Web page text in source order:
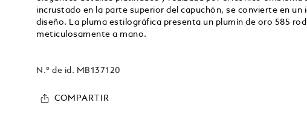
incrustado en la parte superior del capuchón, se convierte en un
diseño. La pluma estilográfica presenta un plumín de oro 585
meticulosamente a mano.
N.º de id. MB137120
COMPARTIR